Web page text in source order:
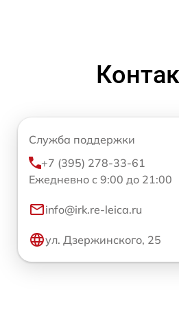
Служба поддержки
+7 (395) 278-33-61
Ежедневно с 9:00 до 21:00
info@irk.re-leica.ru
ул. Дзержинского, 25